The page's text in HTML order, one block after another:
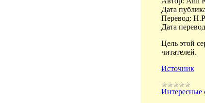
Дата
Перевод:
Дата
Цель этой
читателей.
Источник
Интересные